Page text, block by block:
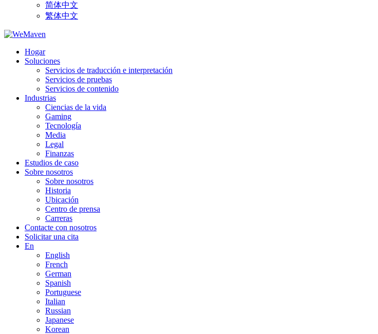
简体中文
繁体中文
Hogar
Soluciones
Servicios de traducción e interpretación
Servicios de pruebas
Servicios de contenido
Industrias
Ciencias de la vida
Gaming
Tecnología
Media
Legal
Finanzas
Estudios de caso
Sobre nosotros
Sobre nosotros
Historia
Ubicación
Centro de prensa
Carreras
Contacte con nosotros
Solicitar una cita
En
English
French
German
Spanish
Portuguese
Italian
Russian
Japanese
Korean